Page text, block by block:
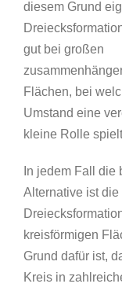
diesem Grund
gut bei großen
Flächen, bei
Umstand eine
kleine Rolle
In jedem Fall die
Alternative ist die
kreisförmigen
Grund dafür ist,
Kreis in